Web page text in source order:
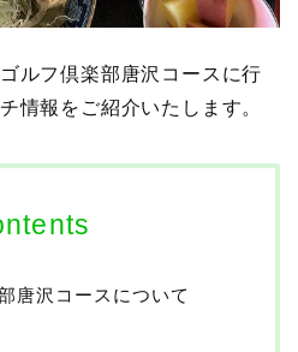
ルフ倶楽部唐沢コースに行
情報をご紹介いたします。
唐沢コースについて